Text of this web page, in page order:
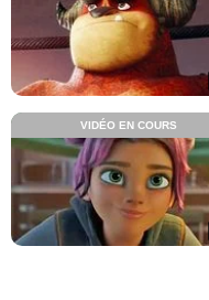
VIDÉO EN COURS